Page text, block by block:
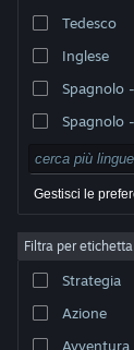
appartengono ai
legali|
Steam| Rimborsi|
Tedesco
Inglese
Spagnolo
Spagnolo
Gestisci le
Filtra per etichetta
Strategia
Azione
Avventura